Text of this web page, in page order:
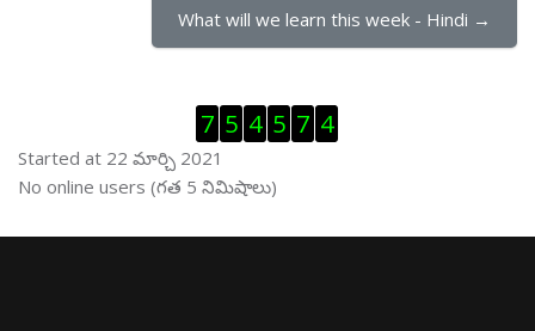
What will we learn this week - Hindi →
Visitor Counter ను తప్పించు
7 5 4 5 7 4
Started at 22 మార్చి 2021
ఆన్ లైను వాడుకరులు ను తప్పించు
No online users (గత 5 నిమిషాలు)